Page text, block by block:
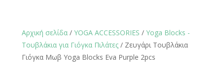
Αρχική σελίδα / YOGA ACCESSORIES / Yoga Blocks -
Τουβλάκια για Γιόγκα Πιλάτες / Ζευγάρι Τουβλάκια
Γιόγκα Μωβ Yoga Blocks Eva Purple 2pcs